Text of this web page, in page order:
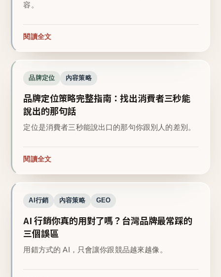
容。
閱讀全文
品牌定位 內容策略
品牌定位策略完整指南：找出消費者三秒能
說出的那句話
定位是消費者三秒能說出口的那句你跟別人的差別。
閱讀全文
AI行銷 內容策略 GEO
AI 行銷你真的用對了嗎？台灣品牌最常踩的
三個誤區
用錯方式的 AI，只會讓你跟競品越來越像。